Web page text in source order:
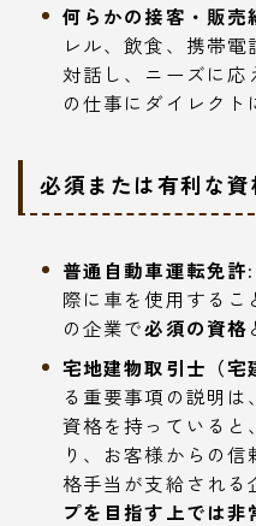
何らかの接客・販売
レル、飲食、携帯
対話し、ニーズに
の仕事にダイレクト
必須または有利な資
普通自動車運転免許:
際に車を使用するこ
の企業で必須の資格
宅地建物取引士（宅
る重要事項の説明は
資格を持っていると
り、お客様からの
格手当が支給される
プを目指す上では非